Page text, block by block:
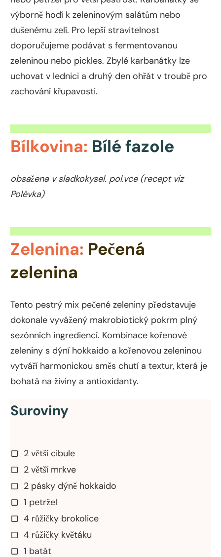
výborně hodí k zeleninovým salátům nebo
dušenému zelí. Pro lepší stravitelnost
doporučujeme podávat s fermentovanou
zeleninou nebo pickles. Zbylé karbanátky lze
uchovat v lednici a druhý den ohřát v troubě pro
zachování křupavosti.
Bílkovina: Bílé fazole
obsažena v sladkokysel. pol.vce (recept viz
Polévka)
Zelenina: Pečená
zelenina
Tento pestrý mix pečené zeleniny představuje
dokonale vyvážený makrobiotický pokrm plný
sezónních ingrediencí. Kombinace kořenové
zeleniny s dýní hokkaido a kořenovou zeleninou
vytváří harmonickou směs chutí a textur, která je
bohatá na živiny a antioxidanty.
Suroviny
2 větší cibule
2 větší mrkve
2 pásky dýně hokkaido
1 petržel
4 růžičky brokolice
4 růžičky květáku
1 batát